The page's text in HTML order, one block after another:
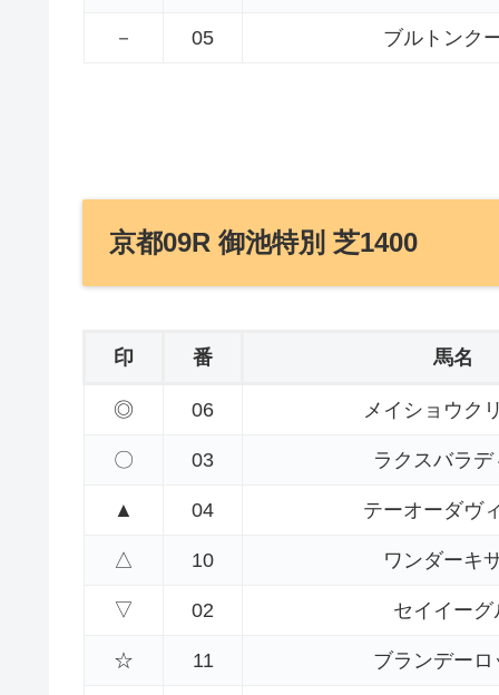
－ 05 ブルトンク
京都09R 御池特別 芝1400
印 番 馬名
◎ 06 メイショウク
〇 03 ラクスバラデ
▲ 04 テーオーダヴ
△ 10 ワンダーキ
▽ 02 セイイーグ
☆ 11 ブランデーロ